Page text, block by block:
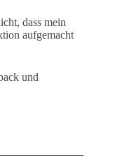
dass mein
aufgemacht
und